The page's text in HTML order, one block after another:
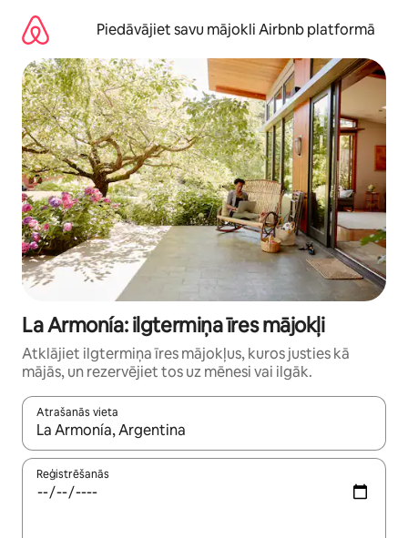
saturu
Piedāvājiet savu mājokli Airbnb platformā
La Armonía: ilgtermiņa īres mājokļi
Atklājiet ilgtermiņa īres mājokļus, kuros justies kā
mājās, un rezervējiet tos uz mēnesi vai ilgāk.
Atrašanās vieta
Kad rezultāti kļūs pieejami, izmantojiet bultiņu uz augšu un
Reģistrēšanās